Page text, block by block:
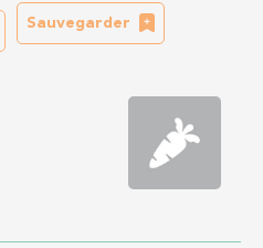
Sauvegarder